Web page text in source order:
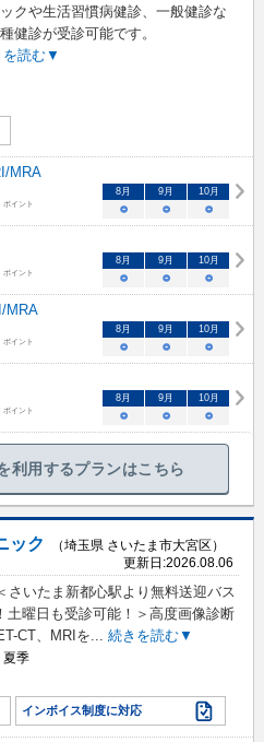
クや生活習慣病健診、一般健診な
健診が受診可能です。
を読む▼
MRA
ポイント
8月 9月 10月
○ ○ ○
ポイント
8月 9月 10月
○ ○ ○
MRA
ポイント
8月 9月 10月
○ ○ ○
ポイント
8月 9月 10月
○ ○ ○
利用するプランはこちら
ック
（埼玉県 さいたま市大宮区）
更新日:2026.08.06
さいたま新都心駅より無料送迎バス
土曜日も受診可能！＞高度画像診断
CT、MRIを
続きを読む▼
夏季
インボイス制度に対応